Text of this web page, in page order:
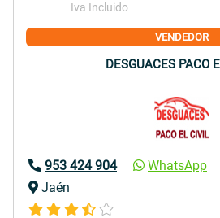
Iva Incluido
VENDEDOR
DESGUACES PACO
953 424 904
WhatsApp
Jaén